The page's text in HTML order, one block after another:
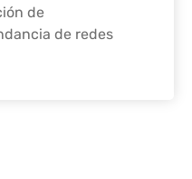
de
de redes